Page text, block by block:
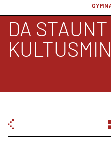
SCHULE
INTERNAT
DA